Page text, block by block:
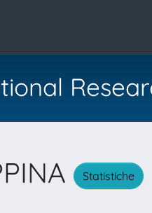
Statistiche